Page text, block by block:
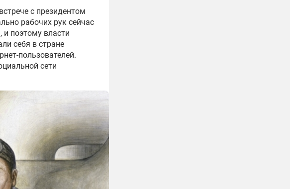
с президентом
рабочих рук сейчас
и поэтому власти
себя в стране
пользователей.
сети